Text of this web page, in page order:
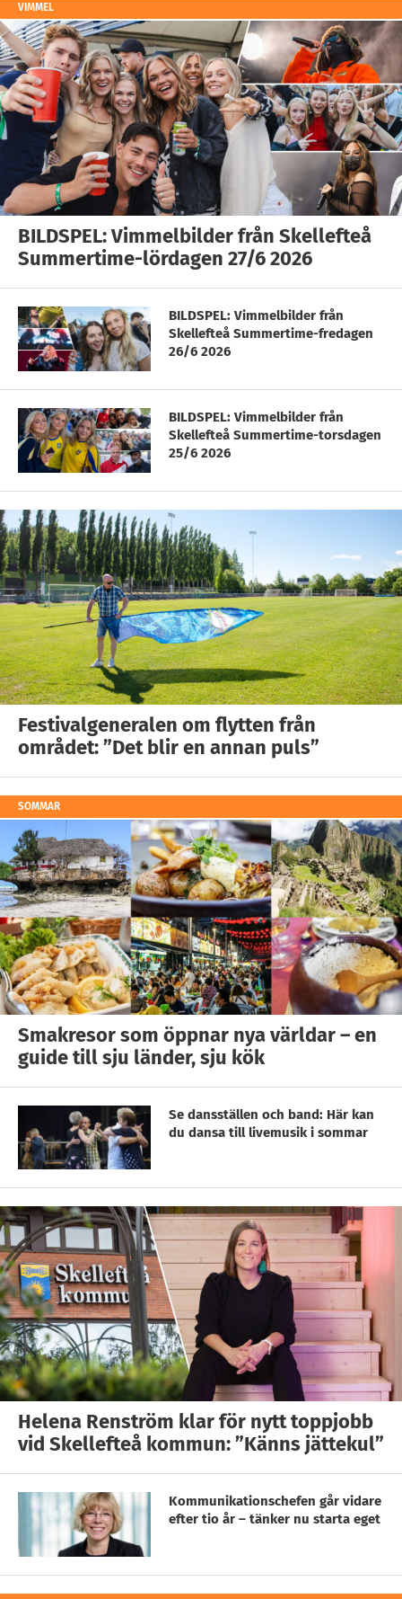
VIMMEL
BILDSPEL: Vimmelbilder från Skellefteå
Summertime-lördagen 27/6 2026
BILDSPEL: Vimmelbilder från
Skellefteå Summertime-fredagen
26/6 2026
BILDSPEL: Vimmelbilder från
Skellefteå Summertime-torsdagen
25/6 2026
Festivalgeneralen om flytten från
området: ”Det blir en annan puls”
SOMMAR
Smakresor som öppnar nya världar – en
guide till sju länder, sju kök
Se dansställen och band: Här kan
du dansa till livemusik i sommar
Helena Renström klar för nytt toppjobb
vid Skellefteå kommun: ”Känns jättekul”
Kommunikationschefen går vidare
efter tio år – tänker nu starta eget